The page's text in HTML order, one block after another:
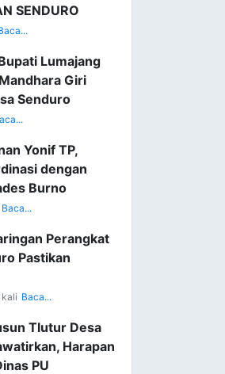
SENDURO
Lumajang
Giri
Senduro
Yonif TP,
dengan
Burno
Baca...
Perangkat
Pastikan
Baca...
Tlutur Desa
Harapan
PU